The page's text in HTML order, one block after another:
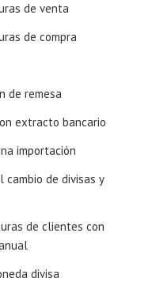
de venta
de compra
de remesa
extracto bancario
importación
cambio de divisas y
de clientes con
divisa